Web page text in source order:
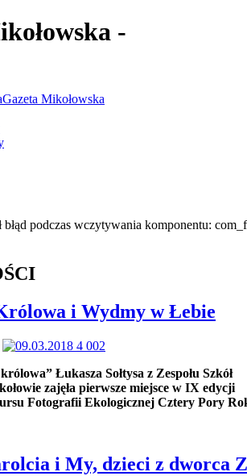
-
Gazeta Mikołowska
błąd podczas wczytywania komponentu:
i Wydmy w Łebie
Łukasza Sołtysa z Zespołu Szkół
zajęła pierwsze miejsce w IX edycji
Fotografii Ekologicznej Cztery Pory
i My, dzieci z dworca